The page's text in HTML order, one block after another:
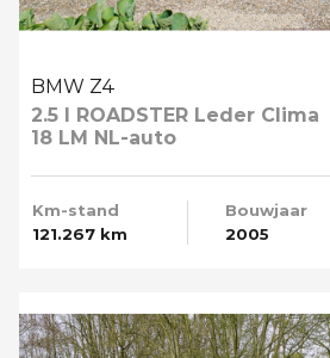
BMW Z4
2.5 I ROADSTER Leder Clima
18 LM NL-auto
Km-stand
121.267 km
Bouwjaar
2005